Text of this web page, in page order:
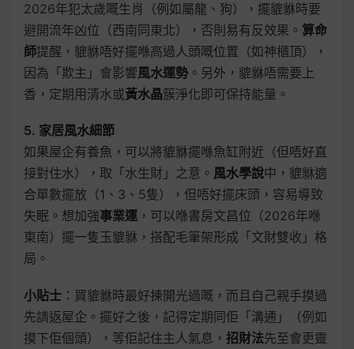
2026年犯太歲嘅生肖（例如屬龍、狗），擺貔貅時要
避開流年凶位（西南同東北），否則易有反效果。 算命
師提醒，貔貅唔好擺喺高過人頭嘅位置（如神櫃頂），
因為「欺主」會影響風水運勢 。另外，貔貅唔需要上
香，定期用清水或黃水晶簇淨化即可保持能量。
5. 家居風水細節
如果屋企有養魚，可以將貔貅擺喺魚缸附近（但唔好直
接對住水），取「水生財」之意。 風水學說中，貔貅適
合單數擺放（1、3、5隻），但唔好擺床頭，容易導致
失眠。想加強事業運 ，可以喺書房文昌位（2026年喺
東南）擺一隻玉貔貅，搭配毛筆架形成「文財雙收」格
局。
小貼士 ：買貔貅時最好揀開光過嘅，而且自己親手摸過
先請返屋企。擺好之後，記得定期同佢「溝通」（例如
摸下佢個頭），等佢記住主人氣息， 招財法先至會更靈